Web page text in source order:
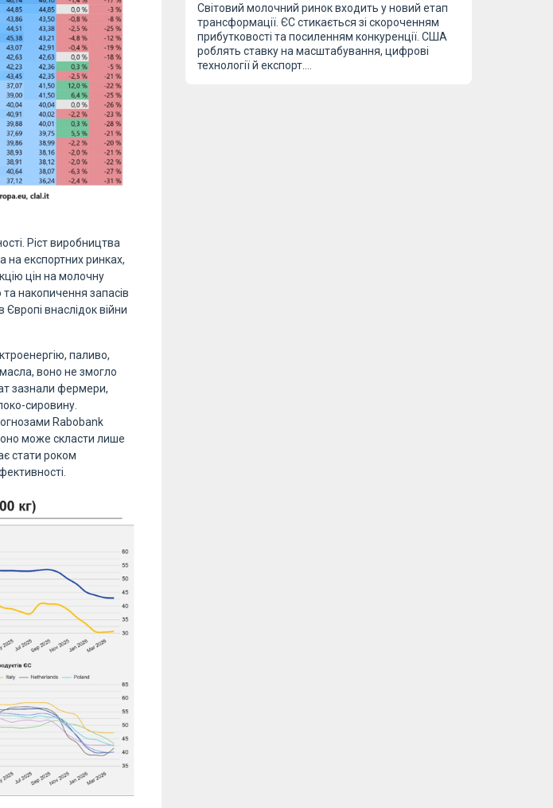
Світовий молочний ринок входить у новий етап
трансформації. ЄС стикається зі скороченням
прибутковості та посиленням конкуренції. США
роблять ставку на масштабування, цифрові
технології й експорт.…
Ріст виробництва
на експортних ринках,
цін на молочну
накопичення запасів
внаслідок війни
паливо,
воно не змогло
зазнали фермери,
сировину.
Rabobank
може скласти лише
стати роком